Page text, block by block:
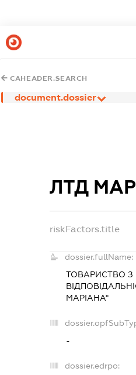
CAHEADER.SEARCH
document.dossier
ЛТД
riskFactors.title
dossier.fullName:
ТОВАРИСТВО
МАРІАНА"
-
dossier.edrpo: